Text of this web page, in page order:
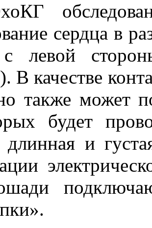
сердца в
левой
В качестве
также может
будет
и